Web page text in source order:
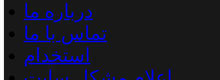
درباره ما
تماس با ما
استخدام